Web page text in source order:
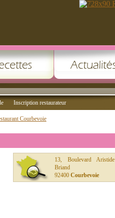
Inscription restaurateur
Courbevoie
13, Boulevard Aristide
Briand
92400 Courbevoie